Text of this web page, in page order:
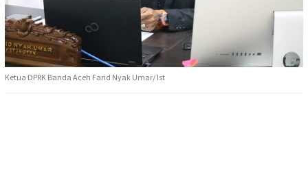
Ketua DPRK Banda Aceh Farid Nyak Umar/ Ist